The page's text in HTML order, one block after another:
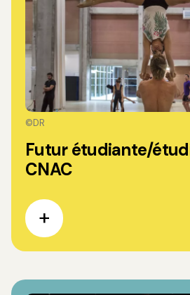
©DR
Futur étudiante/
CNAC